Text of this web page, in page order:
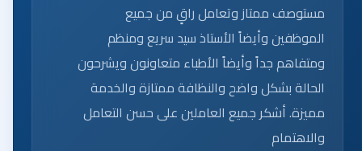
مستوصف ممتاز وتعامل راقٍ من جميع
الموظفين وأيضاً الأستاذ سيد سريع ومنظم
ومتفاهم جداً وأيضاً الأطباء متعاونون ويشرحون
الحالة بشكل واضح والنظافة ممتازة والخدمة
مميزة. أشكر جميع العاملين على حسن التعامل
والاهتمام